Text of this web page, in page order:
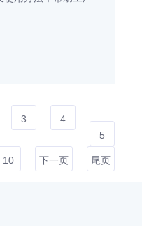
3
4
5
10 下一页 尾页